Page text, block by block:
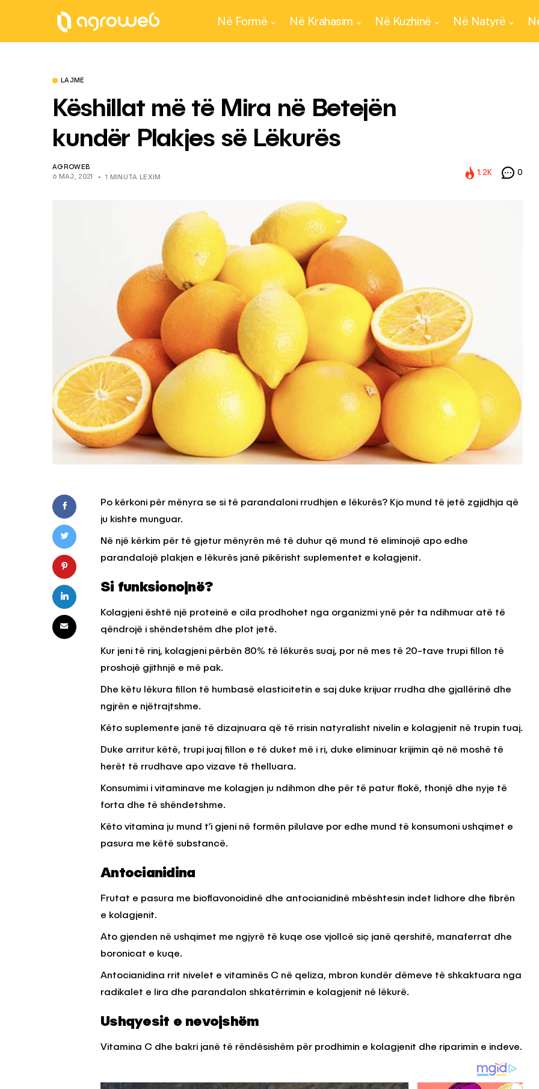
Në Formë Në Krahasim Në Kuzhinë Në Natyrë
LAJME
Këshillat më të Mira në Betejën
kundër Plakjes së Lëkurës
AGROWEB
6 MAJ, 2021
1 MINUTA LEXIM
1.2K 0
Po kërkoni për mënyra se si të parandaloni rrudhjen e lëkurës? Kjo mund të jetë zgjidhja që
ju kishte munguar.
Në një kërkim për të gjetur mënyrën më të duhur që mund të eliminojë apo edhe
parandalojë plakjen e lëkurës janë pikërisht suplementet e kolagjenit.
Si funksionojnë?
Kolagjeni është një proteinë e cila prodhohet nga organizmi ynë për ta ndihmuar atë të
qëndrojë i shëndetshëm dhe plot jetë.
Kur jeni të rinj, kolagjeni përbën 80% të lëkurës suaj, por në mes të 20-tave trupi fillon të
proshojë gjithnjë e më pak.
Dhe këtu lëkura fillon të humbasë elasticitetin e saj duke krijuar rrudha dhe gjallërinë dhe
ngjrën e njëtrajtshme.
Këto suplemente janë të dizajnuara që të rrisin natyralisht nivelin e kolagjenit në trupin tuaj.
Duke arritur këtë, trupi juaj fillon e të duket më i ri, duke eliminuar krijimin që në moshë të
herët të rrudhave apo vizave të thelluara.
Konsumimi i vitaminave me kolagjen ju ndihmon dhe për të patur flokë, thonjë dhe nyje të
forta dhe të shëndetshme.
Këto vitamina ju mund t’i gjeni në formën pilulave por edhe mund të konsumoni ushqimet e
pasura me këtë substancë.
Antocianidina
Frutat e pasura me bioflavonoidinë dhe antocianidinë mbështesin indet lidhore dhe fibrën
e kolagjenit.
Ato gjenden në ushqimet me ngjyrë të kuqe ose vjollcë siç janë qershitë, manaferrat dhe
boronicat e kuqe.
Antocianidina rrit nivelet e vitaminës C në qeliza, mbron kundër dëmeve të shkaktuara nga
radikalet e lira dhe parandalon shkatërrimin e kolagjenit në lëkurë.
Ushqyesit e nevojshëm
Vitamina C dhe bakri janë të rëndësishëm për prodhimin e kolagjenit dhe riparimin e indeve.
KËSHILLA & IDE
Letrën e Aluminit për Ruajtjen
e Ushqimeve
Vijnë Nga Akulloret e